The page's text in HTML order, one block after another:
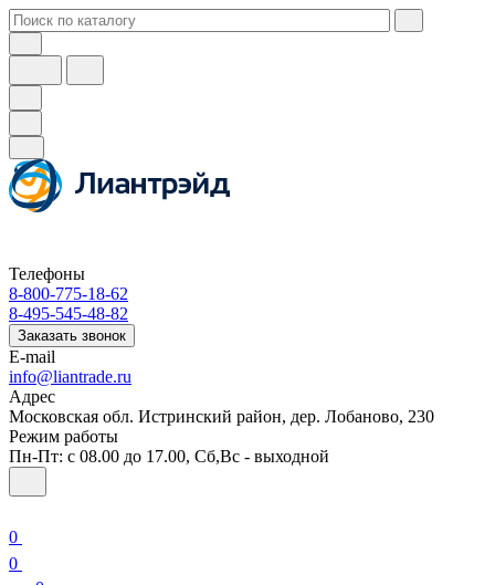
Телефоны
8-800-775-18-62
8-495-545-48-82
Заказать звонок
E-mail
info@liantrade.ru
Адрес
Московская обл. Истринский район, дер. Лобаново, 230
Режим работы
Пн-Пт: c 08.00 до 17.00, Cб,Вс - выходной
0
0